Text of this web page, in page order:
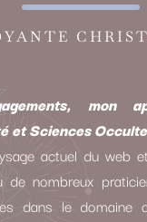
mon
et Sciences
actuel du web
de nombreux
dans le domaine